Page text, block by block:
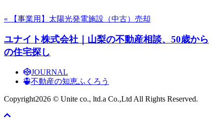
« 【事業用】太陽光発電施設（中古）売却
ユナイト株式会社｜山梨の不動産相談、50歳から
の住宅探し
JOURNAL
不動産の知恵ふくろう
Copyright2026 © Unite co., ltd.a Co.,Ltd All Rights Reserved.